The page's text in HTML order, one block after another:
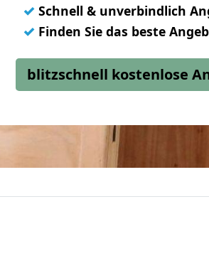
✓ Schnell & unverbindlich
✓ Finden Sie das beste
blitzschnell kostenlose